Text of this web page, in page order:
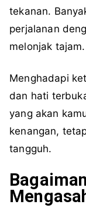
tekanan.
perjalanan
melonjak tajam.
Menghadapi
dan hati
yang akan
kenangan,
tangguh.